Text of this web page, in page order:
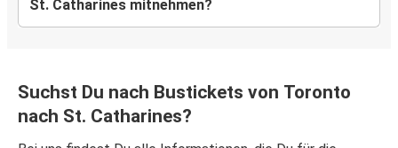
St. Catharines mitnehmen?
Suchst Du nach Bustickets von Toronto
nach St. Catharines?